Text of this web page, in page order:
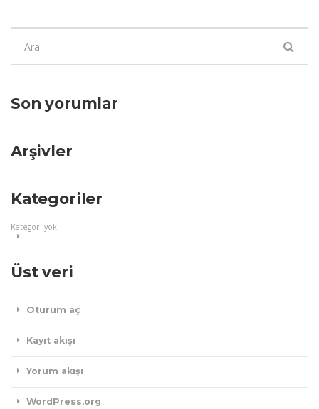
ara:
Son yorumlar
Arşivler
Kategoriler
Kategori yok
Üst veri
Oturum aç
Kayıt akışı
Yorum akışı
WordPress.org